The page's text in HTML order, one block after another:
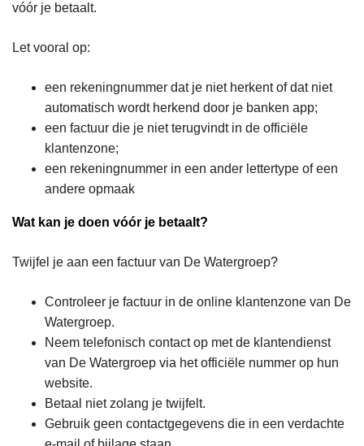
vóór je betaalt.
Let vooral op:
een rekeningnummer dat je niet herkent of dat niet
automatisch wordt herkend door je banken app;
een factuur die je niet terugvindt in de officiële
klantenzone;
een rekeningnummer in een ander lettertype of een
andere opmaak
Wat kan je doen vóór je betaalt?
Twijfel je aan een factuur van De Watergroep?
Controleer je factuur in de online klantenzone van De
Watergroep.
Neem telefonisch contact op met de klantendienst
van De Watergroep via het officiële nummer op hun
website.
Betaal niet zolang je twijfelt.
Gebruik geen contactgegevens die in een verdachte